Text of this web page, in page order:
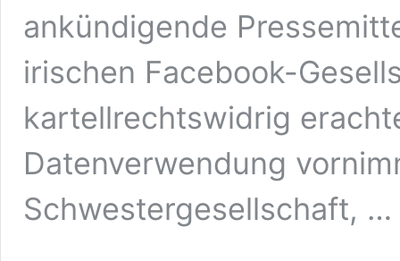
ankündigende
irischen Facebook-
kartellrechtswidrig
Datenverwendung
Schwestergesellschaft, …